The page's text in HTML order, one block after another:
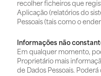
recolher ficheiros que
Aplicação (relatórios do
Pessoais (tais como o
Informações não
Em qualquer momento,
Proprietário mais
de Dados Pessoais.